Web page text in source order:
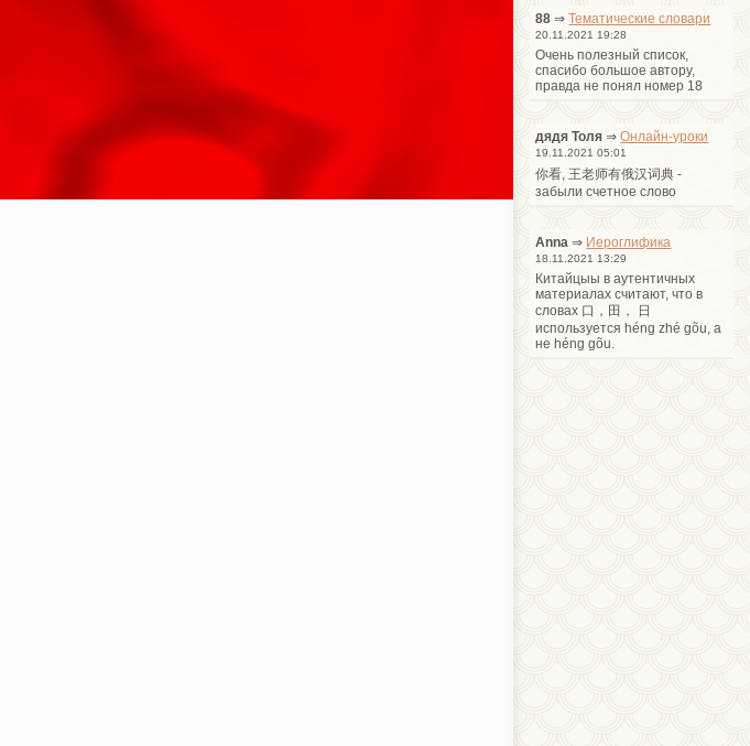
88 ⇒Тематические словари
20.11.2021 19:28
Очень полезный список,
спасибо большое автору,
правда не понял номер 18
дядя Толя ⇒Онлайн-уроки
19.11.2021 05:01
你看, 王老师有俄汉词典 -
забыли счетное слово
Anna ⇒ Иероглифика
18.11.2021 13:29
Китайцыы в аутентичных
материалах считают, что в
словах 口，田， 日
используется héng zhé gõu, а
не héng gõu.